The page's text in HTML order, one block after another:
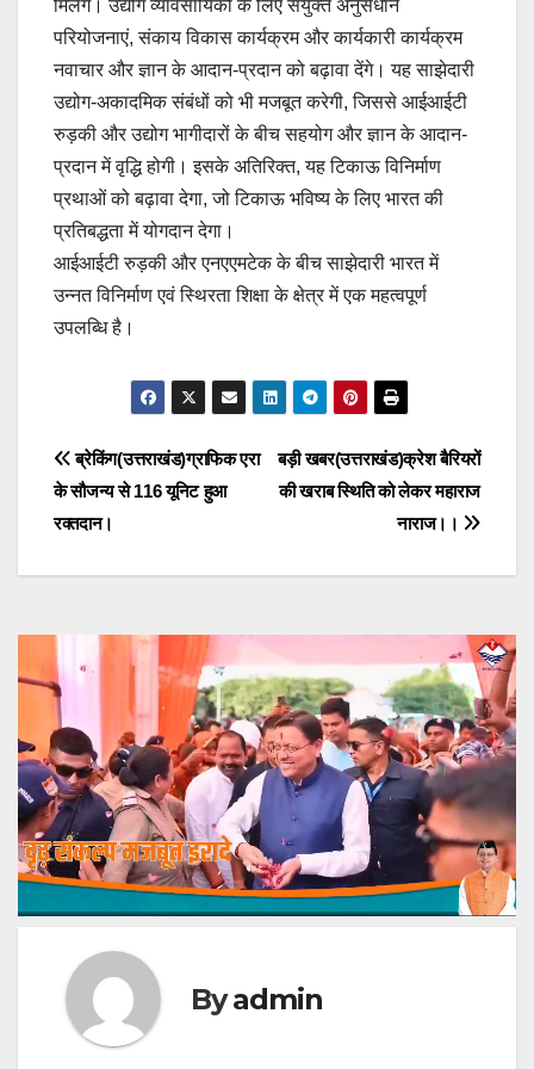
मिलेंगे। उद्योग व्यावसायिकों के लिए संयुक्त अनुसंधान
परियोजनाएं, संकाय विकास कार्यक्रम और कार्यकारी कार्यक्रम
नवाचार और ज्ञान के आदान-प्रदान को बढ़ावा देंगे। यह साझेदारी
उद्योग-अकादमिक संबंधों को भी मजबूत करेगी, जिससे आईआईटी
रुड़की और उद्योग भागीदारों के बीच सहयोग और ज्ञान के आदान-
प्रदान में वृद्धि होगी। इसके अतिरिक्त, यह टिकाऊ विनिर्माण
प्रथाओं को बढ़ावा देगा, जो टिकाऊ भविष्य के लिए भारत की
प्रतिबद्धता में योगदान देगा।
आईआईटी रुड़की और एनएएमटेक के बीच साझेदारी भारत में
उन्नत विनिर्माण एवं स्थिरता शिक्षा के क्षेत्र में एक महत्वपूर्ण
उपलब्धि है।
Post
navigation
बड़ी खबर(उत्तराखंड)क्रेश बैरियरों
की खराब स्थिति को लेकर महाराज
नाराज।।
ब्रेकिंग(उत्तराखंड)ग्राफिक एरा
के सौजन्य से 116 यूनिट हुआ
रक्तदान।
Byadmin